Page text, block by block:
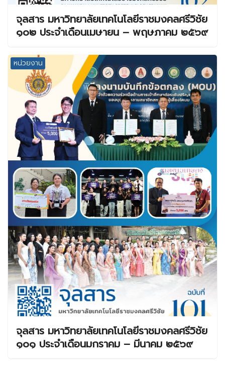
จุลสาร มหาวิทยาลัยเทคโนโลยีราชมงคลศรีวิชัย
๑๐๒ ประจำเดือนเมษายน – พฤษภาคม ๒๕๖๙
หน่วยงาน
จุลสาร มหาวิทยาลัยเทคโนโลยีราชมงคลศรีวิชัย
๑๐๑ ประจำเดือนมกราคม – มีนาคม ๒๕๖๙